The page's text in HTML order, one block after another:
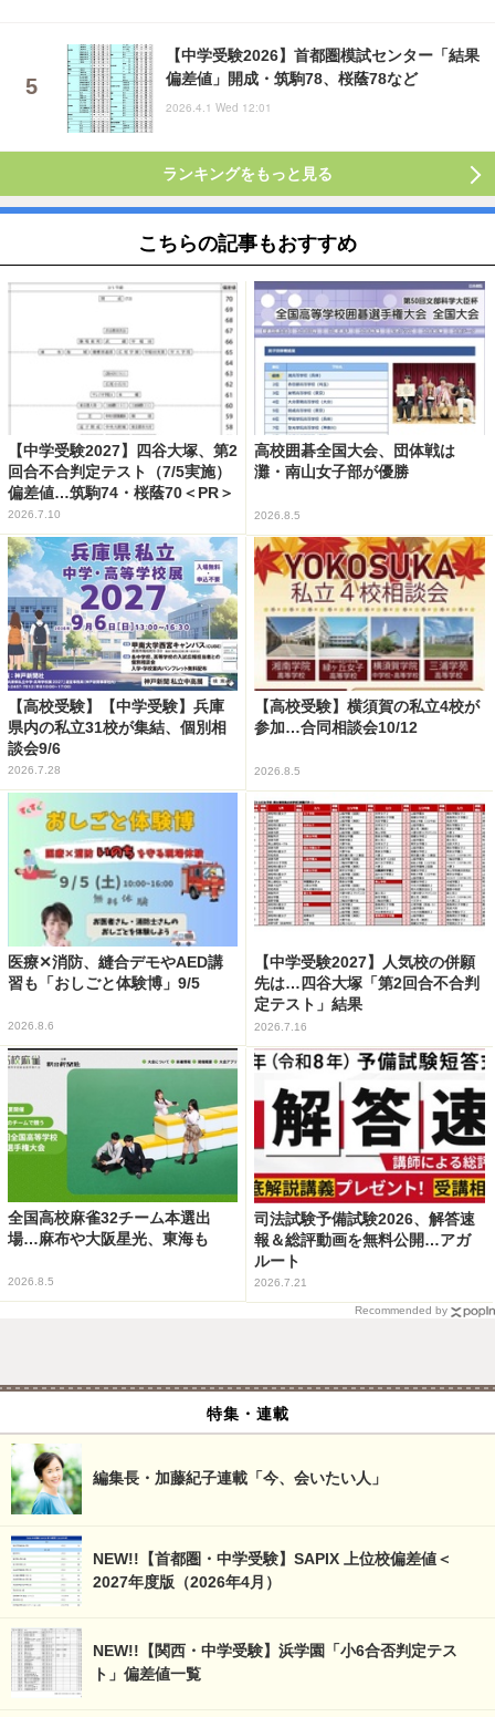
【中学受験2026】首都圏模試センター「結果
偏差値」開成・筑駒78、桜蔭78など
2026.4.1 Wed 12:01
ランキングをもっと見る
こちらの記事もおすすめ
【中学受験2027】四谷大塚、第2
回合不合判定テスト（7/5実施）
偏差値…筑駒74・桜蔭70＜PR＞
2026.7.10
高校囲碁全国大会、団体戦は
灘・南山女子部が優勝
2026.8.5
【高校受験】【中学受験】兵庫
県内の私立31校が集結、個別相
談会9/6
2026.7.28
【高校受験】横須賀の私立4校が
参加…合同相談会10/12
2026.8.5
医療✕消防、縫合デモやAED講
習も「おしごと体験博」9/5
2026.8.6
【中学受験2027】人気校の併願
先は…四谷大塚「第2回合不合判
定テスト」結果
2026.7.16
全国高校麻雀32チーム本選出
場…麻布や大阪星光、東海も
2026.8.5
司法試験予備試験2026、解答速
報＆総評動画を無料公開…アガ
ルート
2026.7.21
Recommended by
特集・連載
編集長・加藤紀子連載「今、会いたい人」
NEW!!【首都圏・中学受験】SAPIX 上位校偏差値＜
2027年度版（2026年4月）
NEW!!【関西・中学受験】浜学園「小6合否判定テス
ト」偏差値一覧